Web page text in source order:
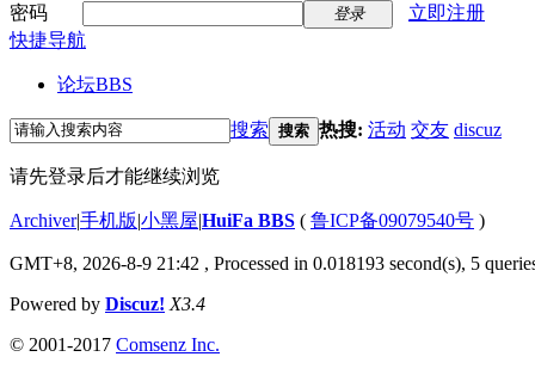
密码
登录
立即注册
快捷导航
论坛BBS
搜索 搜索 热搜: 活动 交友 discuz
请先登录后才能继续浏览
Archiver|手机版|小黑屋|HuiFa BBS ( 鲁ICP备09079540号 )
GMT+8, 2026-8-9 21:42 , Processed in 0.018193 second(s), 5
Powered by Discuz! X3.4
© 2001-2017 Comsenz Inc.